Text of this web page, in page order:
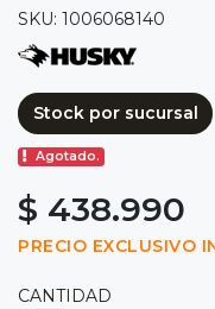
SKU: 1006068140
Stock por sucursal
Agotado.
$ 438.990
PRECIO EXCLUSIVO
CANTIDAD